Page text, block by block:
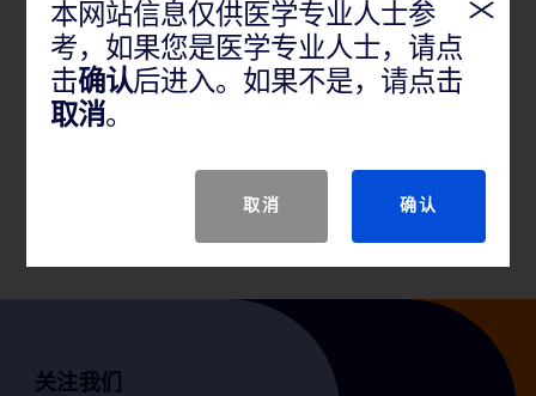
一次性使用引流导管是通过管路建立通道，实现人体
组织间或体腔中积聚的脓、血、液体导引至体外，起
到临床治疗作用。设计用于超声、CT、X线引导下置管
引流使用。
关注我们
本网站信息仅供医学专业人士参
考，如果您是医学专业人士，请点
击确认后进入。如果不是，请点击
取消。
取消 确认